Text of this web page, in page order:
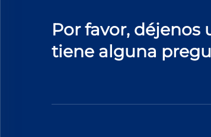
Por favor, déjenos
tiene alguna